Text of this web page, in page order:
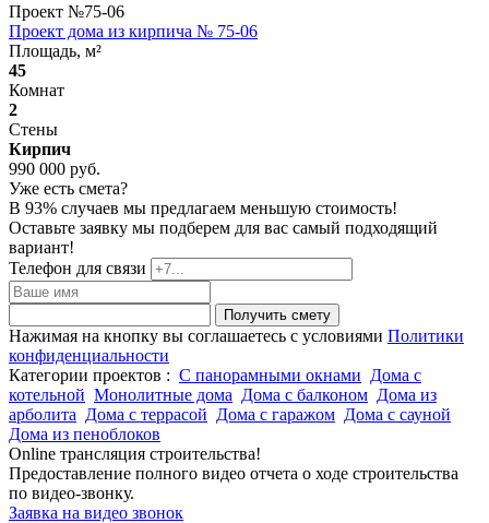
Проект №75-06
Проект дома из кирпича № 75-06
Площадь, м²
45
Комнат
2
Стены
Кирпич
990 000 руб.
Уже есть смета?
В 93% случаев мы предлагаем меньшую стоимость!
Оставьте заявку мы подберем для вас самый подходящий
вариант!
Телефон для связи
Получить смету
Нажимая на кнопку вы соглашаетесь с условиями Политики
конфиденциальности
Категории проектов : С панорамными окнами Дома с
котельной Монолитные дома Дома с балконом Дома из
арболита Дома с террасой Дома с гаражом Дома с сауной
Дома из пеноблоков
Online трансляция строительства!
Предоставление полного видео отчета о ходе строительства
по видео-звонку.
Заявка на видео звонок